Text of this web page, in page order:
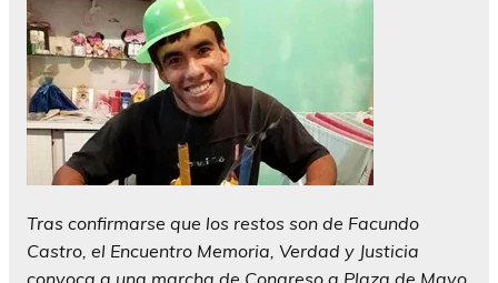
Tras confirmarse que los restos son de Facundo
Castro, el Encuentro Memoria, Verdad y Justicia
convoca a una marcha de Congreso a Plaza de Mayo